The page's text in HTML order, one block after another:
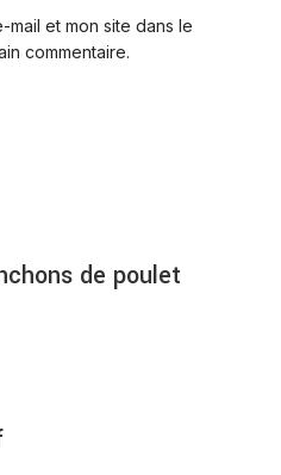
mail et mon site dans le
commentaire.
de poulet